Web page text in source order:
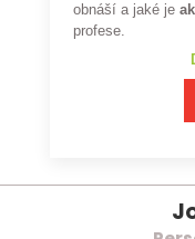
obnáší a jaké je
profese.